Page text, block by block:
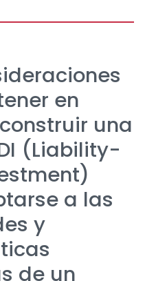
en
una
(Liability-
a las
y
de un